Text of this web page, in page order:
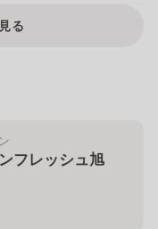
る
フレッシュ旭